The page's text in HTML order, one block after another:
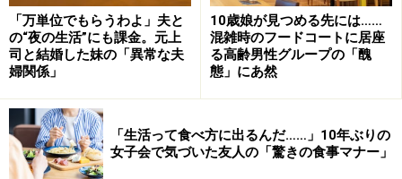
「サバサバしている」と言いつつ相手からうまく話を聞
き出して、弱みを握るようなこともありますので、注意
が必要です。本人も無意識でしていることが多く、自分
の言葉の暴力性や問題点に気づいていないことも少なく
ありません。無理をしてそのような人と付き合っている
と、何度も傷つき、自己肯定感が下がってしまうことも
あります。
「万単位でもらうわよ」夫と
の“夜の生活”にも課金。元上
司と結婚した妹の「異常な夫
婦関係」
10歳娘が見つめる先には……
混雑時のフードコートに居座
る高齢男性グループの「醜
態」にあ然
「生活って食べ方に出るんだ……」10年ぶりの
女子会で気づいた友人の「驚きの食事マナー」